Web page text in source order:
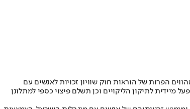
הפרות של הוראות חוק שוויון זכויות לאנשים עם
לתיקון הליקויים וכן תשלם פיצוי כספי למתלונן